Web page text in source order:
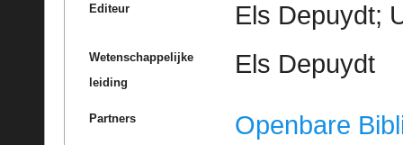
Editeur Els Depuydt;
Wetenschappelijke
leiding
Els Depuydt
Partners
Openbare